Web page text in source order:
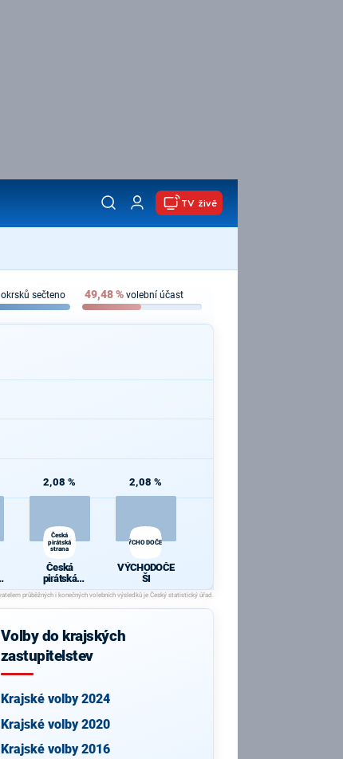
TV živě
okrsků sečteno 49,48% volební účast
2,08 %
Česká
pirátská
strana
Česká
pirátská
strana
2,08 %
VÝCHODOČEŠI
VÝCHODOČE
ŠI
Volby do krajských
zastupitelstev
Krajské volby 2024
Krajské volby 2020
Krajské volby 2016